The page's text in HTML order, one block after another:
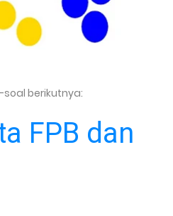
berikutnya:
FPB dan